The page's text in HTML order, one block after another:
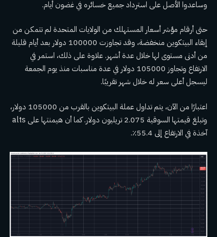
وساعدوا الأصل على استرداد جميع خسائره في غضون أيام.
حتى أرقام مؤشر أسعار المستهلك من الولايات المتحدة لم تتمكن من
إبقاء البيتكوين منخفضة، وقد تجاوزت 100000 دولار بعد أيام قليلة
من أدنى مستوى لها خلال عدة أشهر. علاوة على ذلك، استمر في
الارتفاع وتجاوز 105000 دولار في عدة مناسبات منذ يوم الجمعة
ليسجل أعلى سعر له خلال شهر تقريبًا.
اعتبارًا من الآن، يتم تداول عملة البيتكوين بالقرب من 105000 دولار،
وتبلغ قيمتها السوقية 2.075 تريليون دولار. كما أن هيمنتها على alts
آخذة في الارتفاع إلى 55.4٪.